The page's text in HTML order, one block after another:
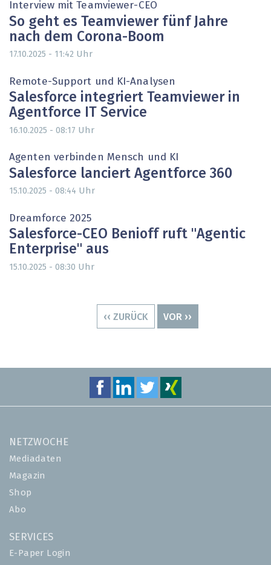
Interview mit Teamviewer-CEO
So geht es Teamviewer fünf Jahre
nach dem Corona-Boom
17.10.2025 - 11:42 Uhr
Remote-Support und KI-Analysen
Salesforce integriert Teamviewer in
Agentforce IT Service
16.10.2025 - 08:17 Uhr
Agenten verbinden Mensch und KI
Salesforce lanciert Agentforce 360
15.10.2025 - 08:44 Uhr
Dreamforce 2025
Salesforce-CEO Benioff ruft "Agentic
Enterprise" aus
15.10.2025 - 08:30 Uhr
VORHERIGE
‹‹ ZURÜCK
NÄCHSTE
VOR ››
NETZWOCHE
Mediadaten
Magazin
Shop
Abo
SERVICES
E-Paper Login